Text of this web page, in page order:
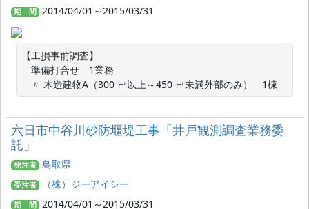
期 間 2014/04/01～2015/03/31
【工損事前調査】
準備打合せ　1業務
〃 木造建物A（300 ㎡以上～450 ㎡未満外部のみ）　1棟
六日市中谷川砂防堰堤工事「井戸観測調査業務委
託」
発注者 鳥取県
受注者 （株）ジーアイシー
期 間 2014/04/01～2015/03/31